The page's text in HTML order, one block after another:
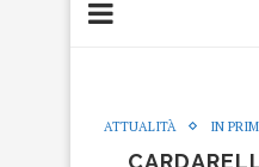
ATTUALITÀ IN